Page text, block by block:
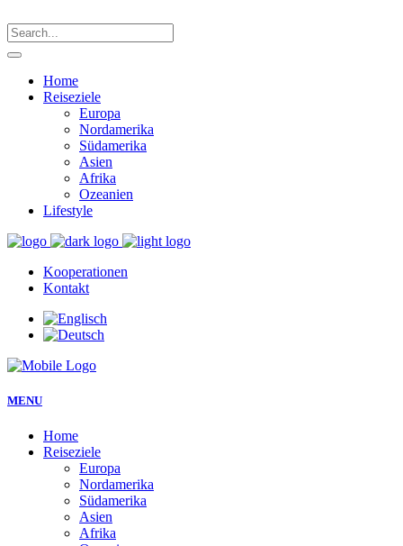
Home
Reiseziele
Europa
Nordamerika
Südamerika
Asien
Afrika
Ozeanien
Lifestyle
Kooperationen
Kontakt
MENU
Home
Reiseziele
Europa
Nordamerika
Südamerika
Asien
Afrika